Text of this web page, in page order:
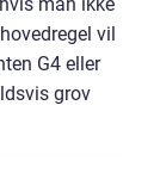
vil
G4 eller
grov